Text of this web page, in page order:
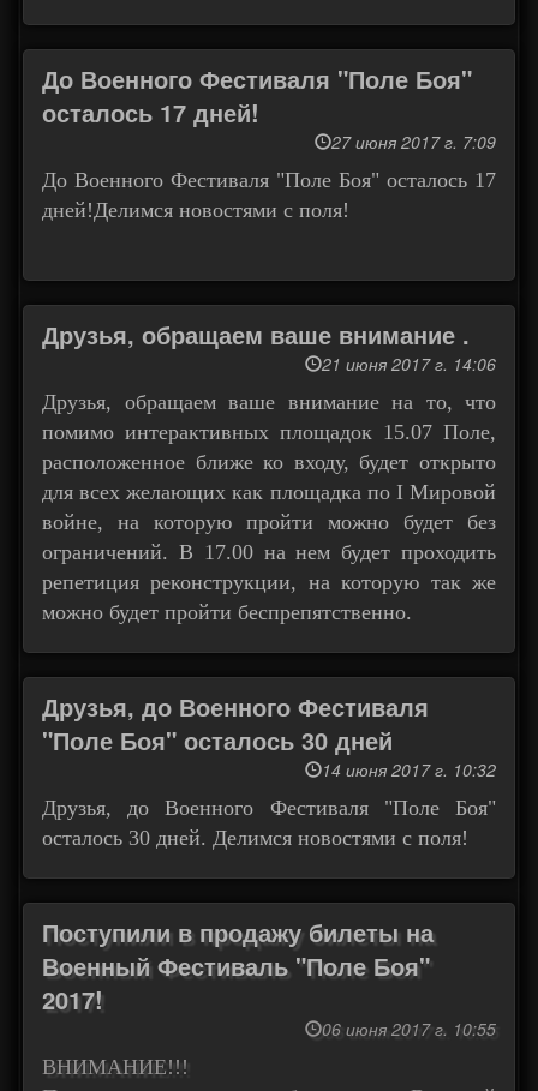
До Военного Фестиваля "Поле Боя"
осталось 17 дней!
27 июня 2017 г. 7:09
До Военного Фестиваля "Поле Боя" осталось 17
дней!Делимся новостями с поля!
Друзья, обращаем ваше внимание .
21 июня 2017 г. 14:06
Друзья, обращаем ваше внимание на то, что
помимо интерактивных площадок 15.07 Поле,
расположенное ближе ко входу, будет открыто
для всех желающих как площадка по I Мировой
войне, на которую пройти можно будет без
ограничений. В 17.00 на нем будет проходить
репетиция реконструкции, на которую так же
можно будет пройти беспрепятственно.
Друзья, до Военного Фестиваля
"Поле Боя" осталось 30 дней
14 июня 2017 г. 10:32
Друзья, до Военного Фестиваля "Поле Боя"
осталось 30 дней. Делимся новостями с поля!
Поступили в продажу билеты на
Военный Фестиваль "Поле Боя"
2017!
06 июня 2017 г. 10:55
ВНИМАНИЕ!!!